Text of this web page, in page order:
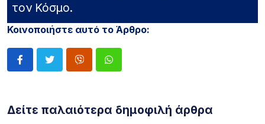
τον Κόσμο.
Κοινοποιήστε αυτό το Άρθρο:
Δείτε παλαιότερα δημοφιλή άρθρα